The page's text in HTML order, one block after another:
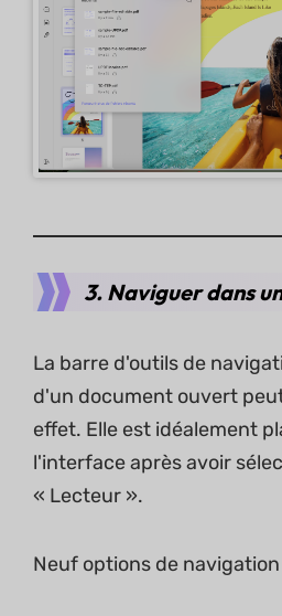
3. Naviguer dans
La barre d'outils de
d'un document ouvert
effet. Elle est idéalement
l'interface après avoir
« Lecteur ».
Neuf options de